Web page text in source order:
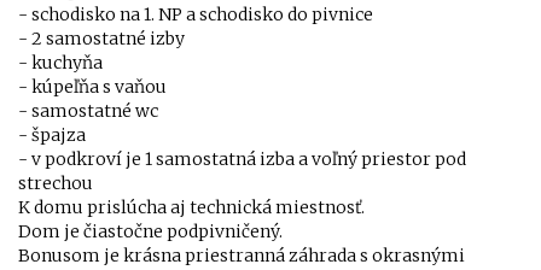
- schodisko na 1. NP a schodisko do pivnice
- 2 samostatné izby
- kuchyňa
- kúpeľňa s vaňou
- samostatné wc
- špajza
- v podkroví je 1 samostatná izba a voľný priestor pod
strechou
K domu prislúcha aj technická miestnosť.
Dom je čiastočne podpivničený.
Bonusom je krásna priestranná záhrada s okrasnými